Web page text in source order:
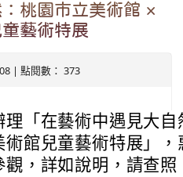
桃園市立美術館 ×
藝術特展
| 點閱數： 373
理「在藝術中遇見大
術館兒童藝術特展」
觀，詳如說明，請查照